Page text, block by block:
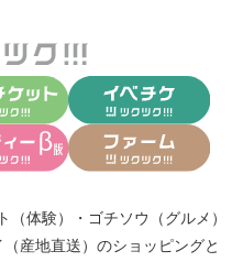
（体験） ・ ゴチソウ（グルメ）
産地直送） のショッピングと